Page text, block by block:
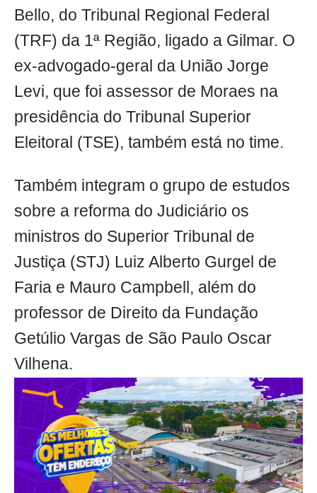
Bello, do Tribunal Regional Federal
(TRF) da 1ª Região, ligado a Gilmar. O
ex-advogado-geral da União Jorge
Levi, que foi assessor de Moraes na
presidência do Tribunal Superior
Eleitoral (TSE), também está no time.
Também integram o grupo de estudos
sobre a reforma do Judiciário os
ministros do Superior Tribunal de
Justiça (STJ) Luiz Alberto Gurgel de
Faria e Mauro Campbell, além do
professor de Direito da Fundação
Getúlio Vargas de São Paulo Oscar
Vilhena.